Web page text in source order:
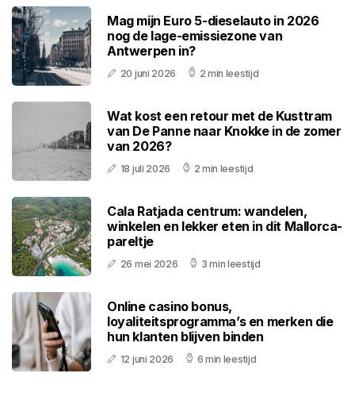
Mag mijn Euro 5-dieselauto in 2026
nog de lage-emissiezone van
Antwerpen in?
20 juni 2026 2 min leestijd
Wat kost een retour met de Kusttram
van De Panne naar Knokke in de zomer
van 2026?
18 juli 2026 2 min leestijd
Cala Ratjada centrum: wandelen,
winkelen en lekker eten in dit Mallorca-
pareltje
26 mei 2026 3 min leestijd
Online casino bonus,
loyaliteitsprogramma’s en merken die
hun klanten blijven binden
12 juni 2026 6 min leestijd